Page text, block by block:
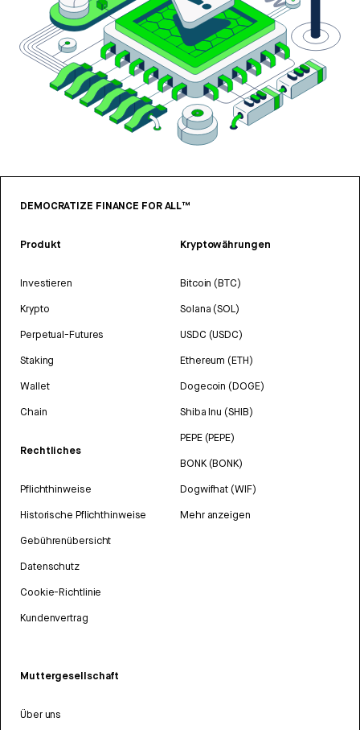
DEMOCRATIZE FINANCE FOR ALL™
Produkt
Investieren
Krypto
Perpetual-Futures
Staking
Wallet
Chain
Rechtliches
Pflichthinweise
Historische Pflichthinweise
Gebührenübersicht
Datenschutz
Cookie-Richtlinie
Kundenvertrag
Kryptowährungen
Bitcoin (BTC)
Solana (SOL)
USDC (USDC)
Ethereum (ETH)
Dogecoin (DOGE)
Shiba Inu (SHIB)
PEPE (PEPE)
BONK (BONK)
Dogwifhat (WIF)
Mehr anzeigen
Muttergesellschaft
Über uns